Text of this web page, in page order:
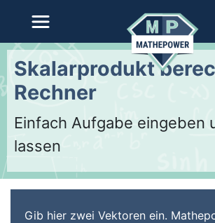
Skalarprodukt
Rechner
Einfach Aufgabe eingeben
lassen
Gib hier zwei Vektoren ein.